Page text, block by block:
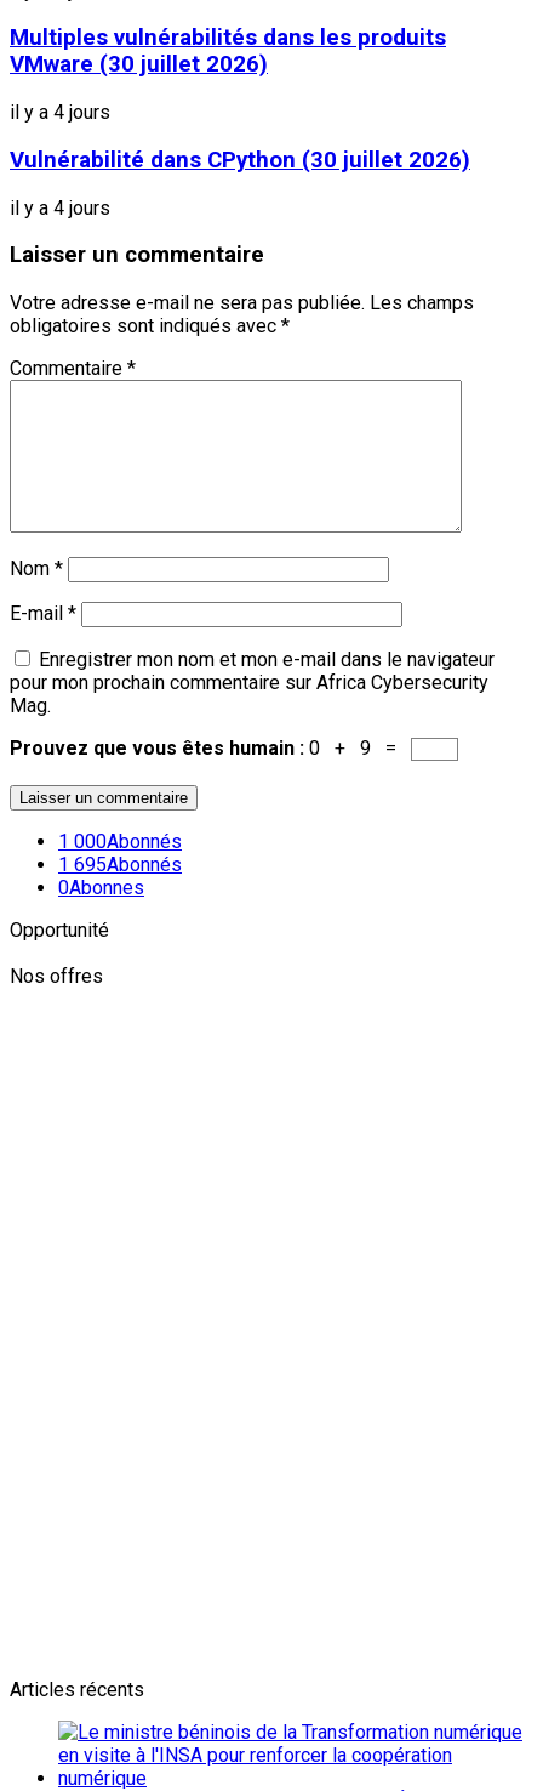
Multiples vulnérabilités dans les produits
VMware (30 juillet 2026)
il y a 4 jours
Vulnérabilité dans CPython (30 juillet 2026)
il y a 4 jours
Laisser un commentaire
Votre adresse e-mail ne sera pas publiée. Les champs
obligatoires sont indiqués avec *
Commentaire *
Nom *
E-mail *
Enregistrer mon nom et mon e-mail dans le navigateur
pour mon prochain commentaire sur Africa Cybersecurity
Mag.
Prouvez que vous êtes humain : 0 + 9 =
1 000Abonnés
1 695Abonnés
0Abonnes
Opportunité
Nos offres
Articles récents